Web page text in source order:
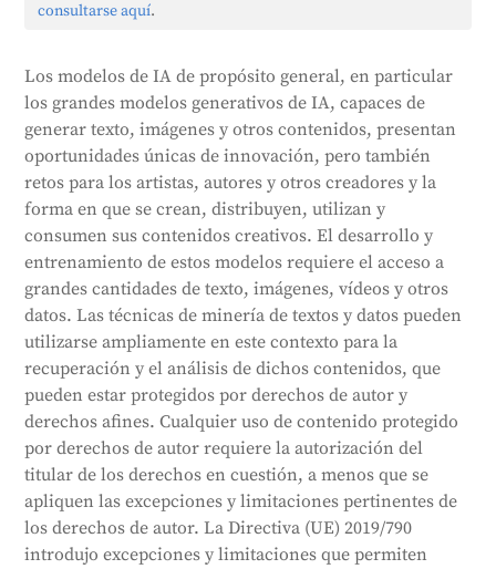
consultarse aquí.
Los modelos de IA de propósito general, en particular
los grandes modelos generativos de IA, capaces de
generar texto, imágenes y otros contenidos, presentan
oportunidades únicas de innovación, pero también
retos para los artistas, autores y otros creadores y la
forma en que se crean, distribuyen, utilizan y
consumen sus contenidos creativos. El desarrollo y
entrenamiento de estos modelos requiere el acceso a
grandes cantidades de texto, imágenes, vídeos y otros
datos. Las técnicas de minería de textos y datos pueden
utilizarse ampliamente en este contexto para la
recuperación y el análisis de dichos contenidos, que
pueden estar protegidos por derechos de autor y
derechos afines. Cualquier uso de contenido protegido
por derechos de autor requiere la autorización del
titular de los derechos en cuestión, a menos que se
apliquen las excepciones y limitaciones pertinentes de
los derechos de autor. La Directiva (UE) 2019/790
introdujo excepciones y limitaciones que permiten